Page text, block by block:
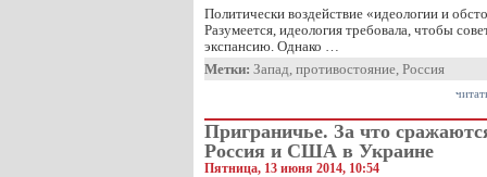
Политически воздействие «идеологии и
Разумеется, идеология требовала, чтобы
экспансию. Однако …
Метки: Запад, противостояние, Россия
Приграничье. За что
Россия и США в Украине
Пятница, 13 июня 2014, 10:54